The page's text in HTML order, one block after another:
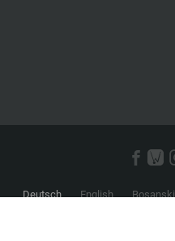
Deutsch English Bosanski